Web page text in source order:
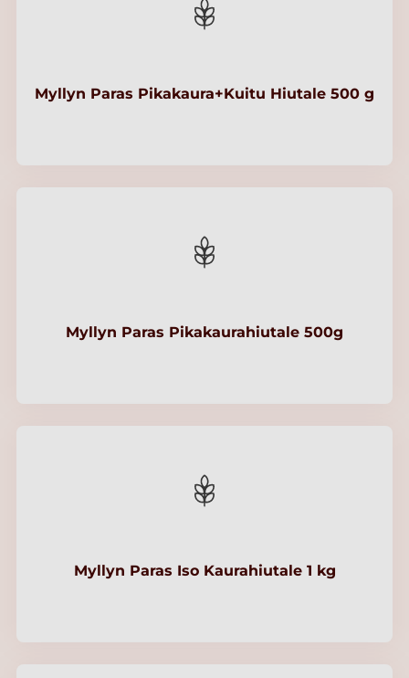
Myllyn Paras Pikakaura+Kuitu Hiutale 500 g
Myllyn Paras Pikakaurahiutale 500g
Myllyn Paras Iso Kaurahiutale 1 kg